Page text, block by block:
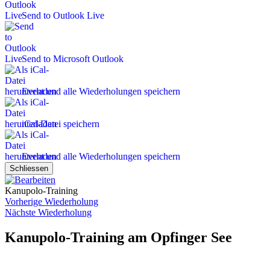
Send to Outlook Live
Send to Microsoft Outlook
Event und alle Wiederholungen speichern
iCal-Datei speichern
Event und alle Wiederholungen speichern
Schliessen
Kanupolo-Training
Vorherige Wiederholung
Nächste Wiederholung
Kanupolo-Training am Opfinger See